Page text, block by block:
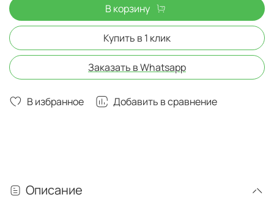
В избранное Добавить в сравнение
В корзину
Купить в 1 клик
Заказать в Whatsapp
Описание